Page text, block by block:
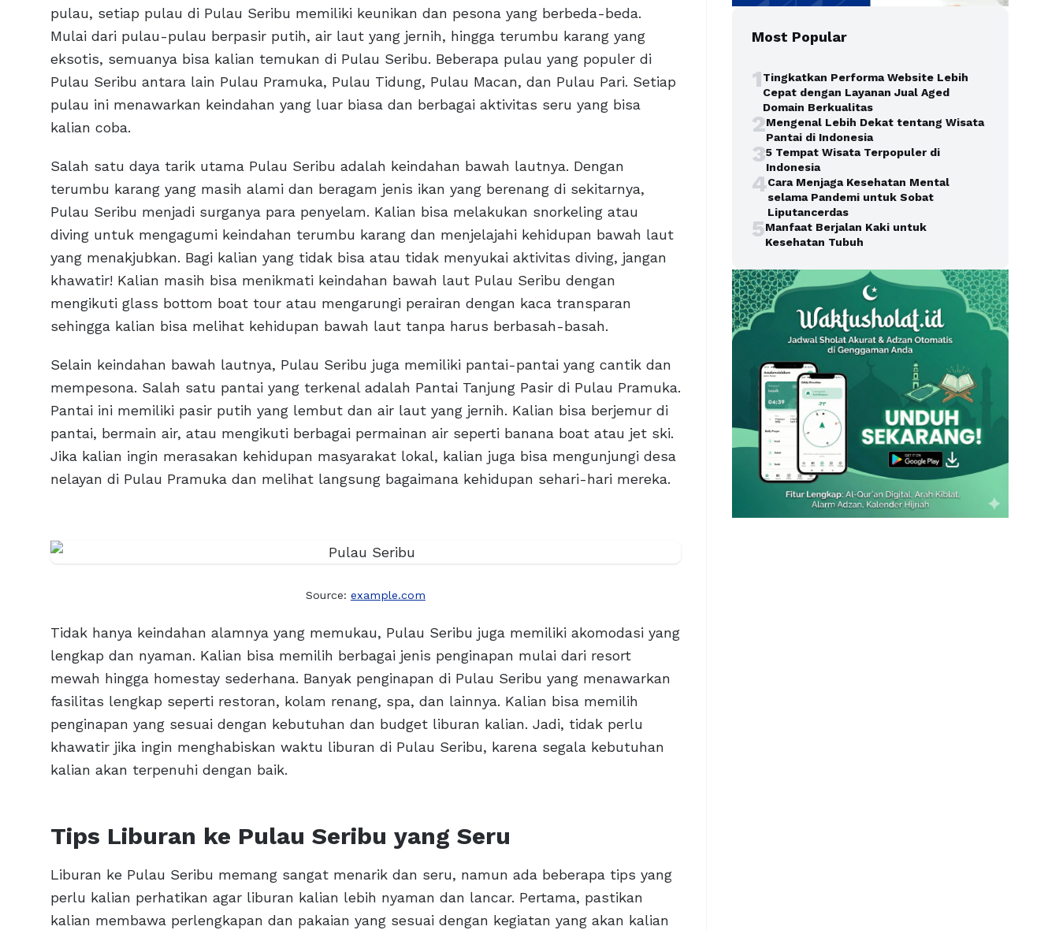
pulau, setiap pulau di Pulau Seribu memiliki keunikan dan pesona yang berbeda-beda.
Mulai dari pulau-pulau berpasir putih, air laut yang jernih, hingga terumbu karang yang
eksotis, semuanya bisa kalian temukan di Pulau Seribu. Beberapa pulau yang populer di
Pulau Seribu antara lain Pulau Pramuka, Pulau Tidung, Pulau Macan, dan Pulau Pari. Setiap
pulau ini menawarkan keindahan yang luar biasa dan berbagai aktivitas seru yang bisa
kalian coba.
Salah satu daya tarik utama Pulau Seribu adalah keindahan bawah lautnya. Dengan
terumbu karang yang masih alami dan beragam jenis ikan yang berenang di sekitarnya,
Pulau Seribu menjadi surganya para penyelam. Kalian bisa melakukan snorkeling atau
diving untuk mengagumi keindahan terumbu karang dan menjelajahi kehidupan bawah laut
yang menakjubkan. Bagi kalian yang tidak bisa atau tidak menyukai aktivitas diving, jangan
khawatir! Kalian masih bisa menikmati keindahan bawah laut Pulau Seribu dengan
mengikuti glass bottom boat tour atau mengarungi perairan dengan kaca transparan
sehingga kalian bisa melihat kehidupan bawah laut tanpa harus berbasah-basah.
Selain keindahan bawah lautnya, Pulau Seribu juga memiliki pantai-pantai yang cantik dan
mempesona. Salah satu pantai yang terkenal adalah Pantai Tanjung Pasir di Pulau Pramuka.
Pantai ini memiliki pasir putih yang lembut dan air laut yang jernih. Kalian bisa berjemur di
pantai, bermain air, atau mengikuti berbagai permainan air seperti banana boat atau jet ski.
Jika kalian ingin merasakan kehidupan masyarakat lokal, kalian juga bisa mengunjungi desa
nelayan di Pulau Pramuka dan melihat langsung bagaimana kehidupan sehari-hari mereka.
Source: example.com
Tidak hanya keindahan alamnya yang memukau, Pulau Seribu juga memiliki akomodasi yang
lengkap dan nyaman. Kalian bisa memilih berbagai jenis penginapan mulai dari resort
mewah hingga homestay sederhana. Banyak penginapan di Pulau Seribu yang menawarkan
fasilitas lengkap seperti restoran, kolam renang, spa, dan lainnya. Kalian bisa memilih
penginapan yang sesuai dengan kebutuhan dan budget liburan kalian. Jadi, tidak perlu
khawatir jika ingin menghabiskan waktu liburan di Pulau Seribu, karena segala kebutuhan
kalian akan terpenuhi dengan baik.
Tips Liburan ke Pulau Seribu yang Seru
Liburan ke Pulau Seribu memang sangat menarik dan seru, namun ada beberapa tips yang
perlu kalian perhatikan agar liburan kalian lebih nyaman dan lancar. Pertama, pastikan
kalian membawa perlengkapan dan pakaian yang sesuai dengan kegiatan yang akan kalian
Most Popular
1Tingkatkan Performa Website Lebih
Cepat dengan Layanan Jual Aged
Domain Berkualitas
2Mengenal Lebih Dekat tentang Wisata
Pantai di Indonesia
35 Tempat Wisata Terpopuler di
Indonesia
4Cara Menjaga Kesehatan Mental
selama Pandemi untuk Sobat
Liputancerdas
5Manfaat Berjalan Kaki untuk
Kesehatan Tubuh